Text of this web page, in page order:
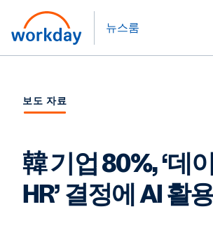
뉴스룸
보도 자료
韓 기업 80%, ‘데
HR’ 결정에 AI 활